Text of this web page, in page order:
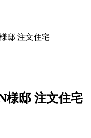
邸 注文住宅
様邸 注文住宅